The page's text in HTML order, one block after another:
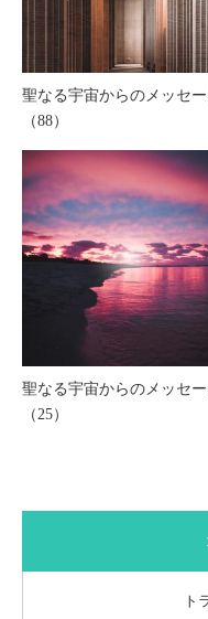
聖なる宇宙からのメッセ
（88）
聖なる宇宙からのメッセ
（25）
ト